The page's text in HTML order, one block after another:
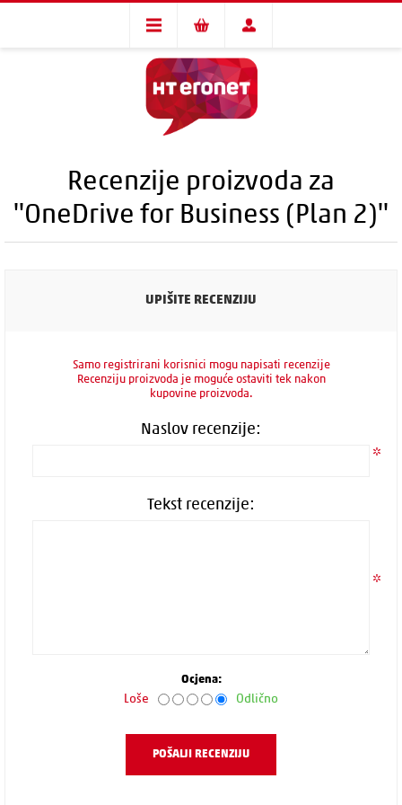
Recenzije proizvoda za
OneDrive for Business (Plan 2)
UPIŠITE RECENZIJU
Samo registrirani korisnici mogu napisati recenzije
Recenziju proizvoda je moguće ostaviti tek nakon
kupovine proizvoda.
Naslov recenzije:
*
Tekst recenzije:
*
Ocjena:
Loše Odlično